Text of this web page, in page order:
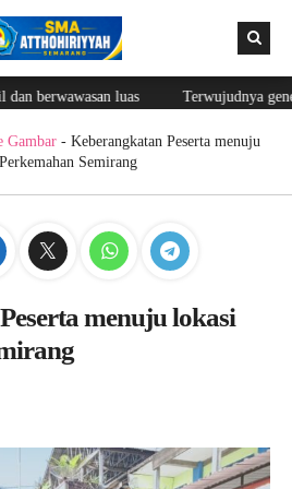
berwawasan luas Terwujudnya
Gambar- Keberangkatan Peserta menuju
Semirang
menuju lokasi